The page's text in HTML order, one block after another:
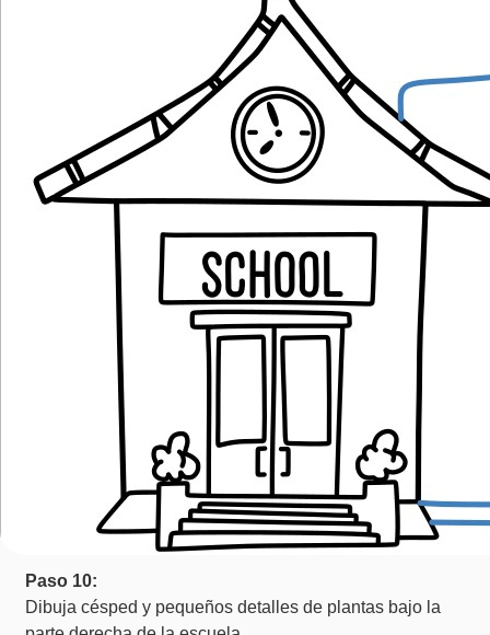
Paso 10:
Dibuja césped y pequeños detalles de plantas bajo la